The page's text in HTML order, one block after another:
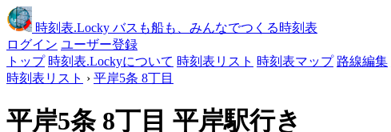
時刻表.Locky バスも船も、みんなでつくる時刻表
ログイン ユーザー登録
トップ 時刻表.Lockyについて 時刻表リスト 時刻表マップ 路線編集
時刻表リスト › 平岸5条 8丁目
平岸5条 8丁目 平岸駅行き